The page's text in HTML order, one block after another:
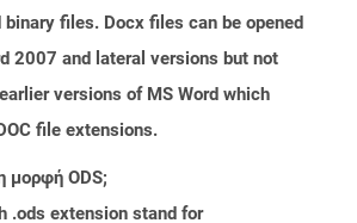
binary files. Docx files can be opened
2007 and lateral versions but not
versions of MS Word which
file extensions.
μορφή ODS;
.ods extension stand for